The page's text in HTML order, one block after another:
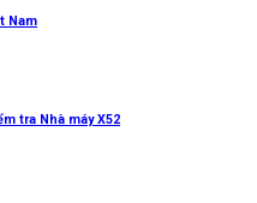
Nam
tra Nhà máy X52